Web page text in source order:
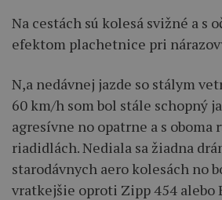
Na cestách sú kolesá svižné a s
efektom plachetnice pri
N,a nedávnej jazde so stálym
60 km/h som bol stále schopný
agresívne no opatrne a s oboma
riadidlách. Nediala sa žiadna
starodávnych aero kolesách no
vratkejšie oproti Zipp 454 alebo